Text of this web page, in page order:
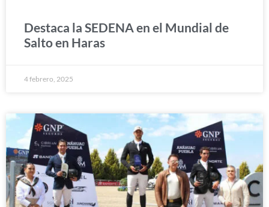
Destaca la SEDENA en el Mundial de
Salto en Haras
4 febrero, 2025